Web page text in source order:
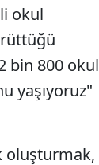
okul
bin 800 okul
yaşıyoruz"
oluşturmak,